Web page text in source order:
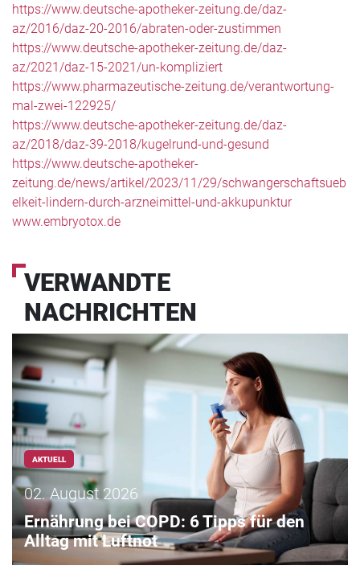
https://www.deutsche-apotheker-zeitung.de/daz-
az/2016/daz-20-2016/abraten-oder-zustimmen
https://www.deutsche-apotheker-zeitung.de/daz-
az/2021/daz-15-2021/un-kompliziert
https://www.pharmazeutische-zeitung.de/verantwortung-
mal-zwei-122925/
https://www.deutsche-apotheker-zeitung.de/daz-
az/2018/daz-39-2018/kugelrund-und-gesund
https://www.deutsche-apotheker-
zeitung.de/news/artikel/2023/11/29/schwangerschaftsueb
elkeit-lindern-durch-arzneimittel-und-akkupunktur
www.embryotox.de
VERWANDTE
NACHRICHTEN
AKTUELL
02. August 2026
Ernährung bei COPD: 6 Tipps für den
Alltag mit Luftnot